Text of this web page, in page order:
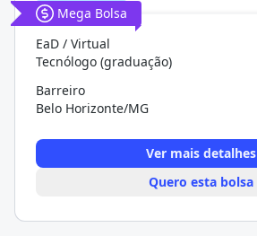
Mega Bolsa
EaD / Virtual
Tecnólogo (graduação)
Barreiro
Belo Horizonte/MG
Ver mais detalhes
Quero esta bolsa